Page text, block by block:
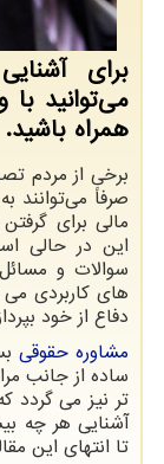
برای
می‌توانید با
همراه باشید.
برخی از مردم
صرفاً می‌توانند
مالی برای
این در حالی
سوالات و
های کاربردی
دفاع از خود
مشاوره حقوقی
ساده از جانب
تر نیز می گردد
آشنایی هر چه
تا انتهای این